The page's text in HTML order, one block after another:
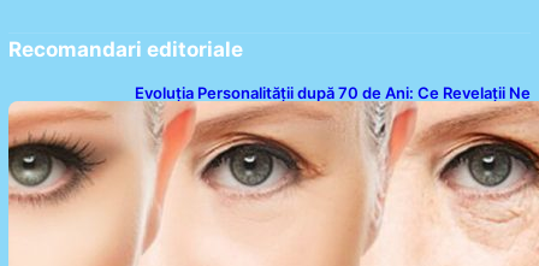
Recomandari editoriale
Evoluția Personalității după 70 de Ani: Ce Revelații Ne
Oferă Studiile Psihologice